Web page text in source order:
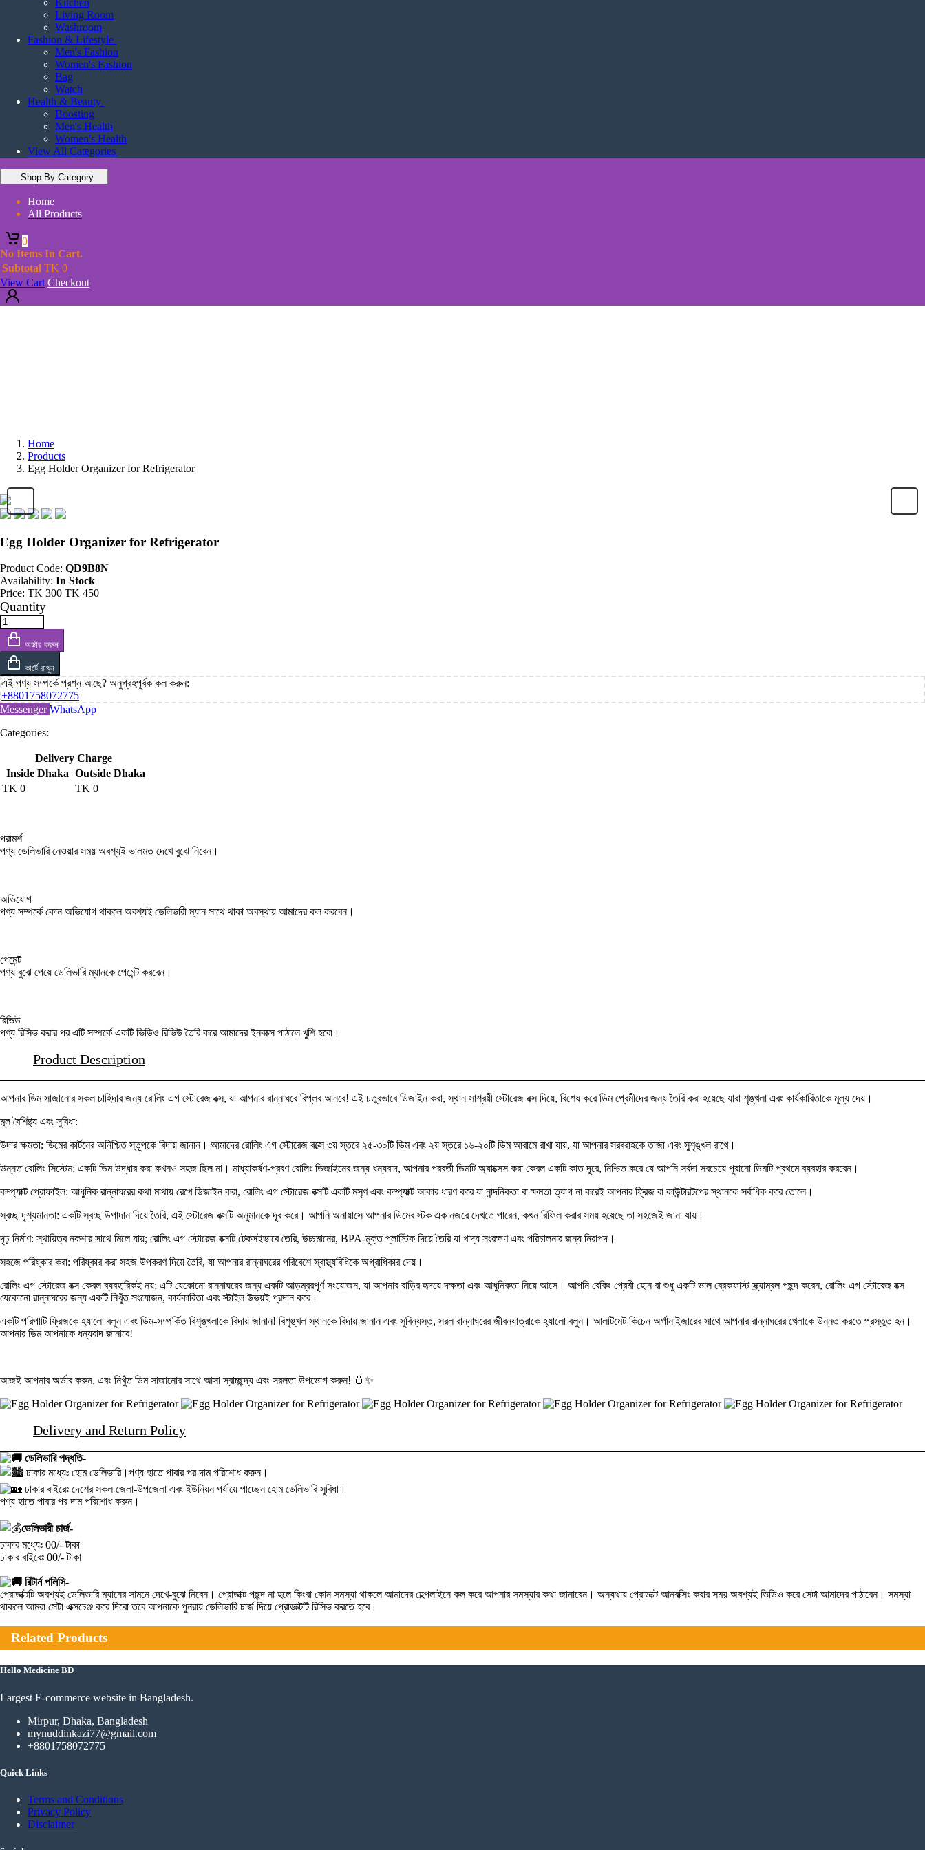
Kitchen
Living Room
Washroom
Fashion & Lifestyle
Men's Fashion
Women's Fashion
Bag
Watch
Health & Beauty
Boosting
Men's Health
Women's Health
View All Categories
Shop By Category
Home
All Products
0
No Items In Cart.
Subtotal TK 0
View Cart Checkout
Home
Products
Egg Holder Organizer for Refrigerator
Egg Holder Organizer for Refrigerator
Product Code: QD9B8N
Availability: In Stock
Price: TK 300 TK 450
Quantity
অর্ডার করুন
কার্টে রাখুন
এই পণ্য সম্পর্কে প্রশ্ন আছে? অনুগ্রহপূর্বক কল করুন:
+8801758072775‬
MessengerWhatsApp
Categories:
Delivery Charge
Inside Dhaka Outside Dhaka
TK 0 TK 0
পরামর্শ
পণ্য ডেলিভারি নেওয়ার সময় অবশ্যই ভালমত দেখে বুঝে নিবেন।
অভিযোগ
পণ্য সম্পর্কে কোন অভিযোগ থাকলে অবশ্যই ডেলিভারী ম্যান সাথে থাকা অবস্থায় আমাদের কল করবেন।
পেমেন্ট
পণ্য বুঝে পেয়ে ডেলিভারি ম্যানকে পেমেন্ট করবেন।
রিভিউ
পণ্য রিসিভ করার পর এটি সম্পর্কে একটি ভিডিও রিভিউ তৈরি করে আমাদের ইনবক্সে পাঠালে খুশি হবো।
Product Description
আপনার ডিম সাজানোর সকল চাহিদার জন্য রোলিং এগ স্টোরেজ বক্স, যা আপনার রান্নাঘরে বিপ্লব আনবে! এই চতুরভাবে ডিজাইন করা, স্থান সাশ্রয়ী স্টোরেজ বক্স দিয়ে, বিশেষ করে ডিম প্রেমীদের জন্য তৈরি করা হয়েছে যারা শৃঙ্খলা এবং কার্যকারিতাকে মূল্য দেয়।
মূল বৈশিষ্ট্য এবং সুবিধা:
উদার ক্ষমতা: ডিমের কার্টনের অনিশ্চিত স্তূপকে বিদায় জানান। আমাদের রোলিং এগ স্টোরেজ বক্সে ৩য় স্তরে ২৫-৩০টি ডিম এবং ২য় স্তরে ১৬-২০টি ডিম আরামে রাখা যায়, যা আপনার সরবরাহকে তাজা এবং সুশৃঙ্খল রাখে।
উন্নত রোলিং সিস্টেম: একটি ডিম উদ্ধার করা কখনও সহজ ছিল না। মাধ্যাকর্ষণ-প্রবণ রোলিং ডিজাইনের জন্য ধন্যবাদ, আপনার পরবর্তী ডিমটি অ্যাক্সেস করা কেবল একটি কাত দূরে, নিশ্চিত করে যে আপনি সর্বদা সবচেয়ে পুরানো ডিমটি প্রথমে ব্যবহার করবেন।
কম্প্যাক্ট প্রোফাইল: আধুনিক রান্নাঘরের কথা মাথায় রেখে ডিজাইন করা, রোলিং এগ স্টোরেজ বক্সটি একটি মসৃণ এবং কম্প্যাক্ট আকার ধারণ করে যা নান্দনিকতা বা ক্ষমতা ত্যাগ না করেই আপনার ফ্রিজ বা কাউন্টারটপের স্থানকে সর্বাধিক করে তোলে।
স্বচ্ছ দৃশ্যমানতা: একটি স্বচ্ছ উপাদান দিয়ে তৈরি, এই স্টোরেজ বক্সটি অনুমানকে দূর করে। আপনি অনায়াসে আপনার ডিমের স্টক এক নজরে দেখতে পারেন, কখন রিফিল করার সময় হয়েছে তা সহজেই জানা যায়।
দৃঢ় নির্মাণ: স্থায়িত্ব নকশার সাথে মিলে যায়; রোলিং এগ স্টোরেজ বক্সটি টেকসইভাবে তৈরি, উচ্চমানের, BPA-মুক্ত প্লাস্টিক দিয়ে তৈরি যা খাদ্য সংরক্ষণ এবং পরিচালনার জন্য নিরাপদ।
সহজে পরিষ্কার করা: পরিষ্কার করা সহজ উপকরণ দিয়ে তৈরি, যা আপনার রান্নাঘরের পরিবেশে স্বাস্থ্যবিধিকে অগ্রাধিকার দেয়।
রোলিং এগ স্টোরেজ বক্স কেবল ব্যবহারিকই নয়; এটি যেকোনো রান্নাঘরের জন্য একটি আড়ম্বরপূর্ণ সংযোজন, যা আপনার বাড়ির হৃদয়ে দক্ষতা এবং আধুনিকতা নিয়ে আসে। আপনি বেকিং প্রেমী হোন বা শুধু একটি ভাল ব্রেকফাস্ট স্ক্র্যাম্বল পছন্দ করেন, রোলিং এগ স্টোরেজ বক্স
যেকোনো রান্নাঘরের জন্য একটি নিখুঁত সংযোজন, কার্যকারিতা এবং স্টাইল উভয়ই প্রদান করে।
একটি পরিপাটি ফ্রিজকে হ্যালো বলুন এবং ডিম-সম্পর্কিত বিশৃঙ্খলাকে বিদায় জানান! বিশৃঙ্খল স্থানকে বিদায় জানান এবং সুবিন্যস্ত, সরল রান্নাঘরের জীবনযাত্রাকে হ্যালো বলুন। আলটিমেট কিচেন অর্গানাইজারের সাথে আপনার রান্নাঘরের খেলাকে উন্নত করতে প্রস্তুত হন।
আপনার ডিম আপনাকে ধন্যবাদ জানাবে!
আজই আপনার অর্ডার করুন, এবং নিখুঁত ডিম সাজানোর সাথে আসা স্বাচ্ছন্দ্য এবং সরলতা উপভোগ করুন! 🥚 ✨
Delivery and Return Policy
ডেলিভারি পদ্ধতি-
ঢাকার মধ্যেঃ হোম ডেলিভারি।পণ্য হাতে পাবার পর দাম পরিশোধ করুন।
ঢাকার বাইরেঃ দেশের সকল জেলা-উপজেলা এবং ইউনিয়ন পর্যায়ে পাচ্ছেন হোম ডেলিভারি সুবিধা।
পণ্য হাতে পাবার পর দাম পরিশোধ করুন।
ডেলিভারী চার্জ-
ঢাকার মধ্যেঃ 00/- টাকা
ঢাকার বাইরেঃ 00/- টাকা
রিটার্ন পলিসি-
প্রোডাক্টটি অবশ্যই ডেলিভারি ম্যানের সামনে দেখে-বুঝে নিবেন। প্রোডাক্ট পছন্দ না হলে কিংবা কোন সমস্যা থাকলে আমাদের হেল্পলাইনে কল করে আপনার সমস্যার কথা জানাবেন। অন্যথায় প্রোডাক্ট আনবক্সিং করার সময় অবশ্যই ভিডিও করে সেটা আমাদের পাঠাবেন। সমস্যা
থাকলে আমরা সেটা এক্সচেঞ্জ করে দিবো তবে আপনাকে পুনরায় ডেলিভারি চার্জ দিয়ে প্রোডাক্টটি রিসিভ করতে হবে।
Related Products
Hello Medicine BD
Largest E-commerce website in Bangladesh.
Mirpur, Dhaka, Bangladesh
mynuddinkazi77@gmail.com
+8801758072775‬
Quick Links
Terms and Conditions
Privacy Policy
Disclaimer